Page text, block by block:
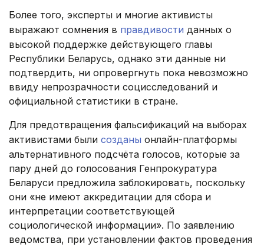
Более того, эксперты и многие активисты
выражают сомнения в правдивости данных о
высокой поддержке действующего главы
Республики Беларусь, однако эти данные ни
подтвердить, ни опровергнуть пока невозможно
ввиду непрозрачности социсследований и
официальной статистики в стране.
Для предотвращения фальсификаций на выборах
активистами были созданы онлайн-платформы
альтернативного подсчёта голосов, которые за
пару дней до голосования Генпрокуратура
Беларуси предложила заблокировать, поскольку
они «не имеют аккредитации для сбора и
интерпретации соответствующей
социологической информации». По заявлению
ведомства, при установлении фактов проведения